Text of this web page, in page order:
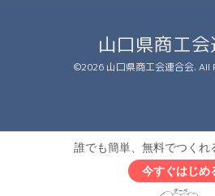
山口県商工
©2026 山口県商工会連合会. All
誰でも簡単、無料でつくれ
今すぐはじめ